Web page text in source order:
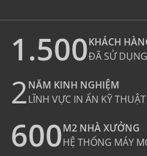
1.500KHÁCH
ĐÃ SỬ
2NĂM KINH NGHIỆM
LĨNH VỰC IN ẤN KỸ
600M2 NHÀ XƯỞNG
HỆ THỐNG MÁY